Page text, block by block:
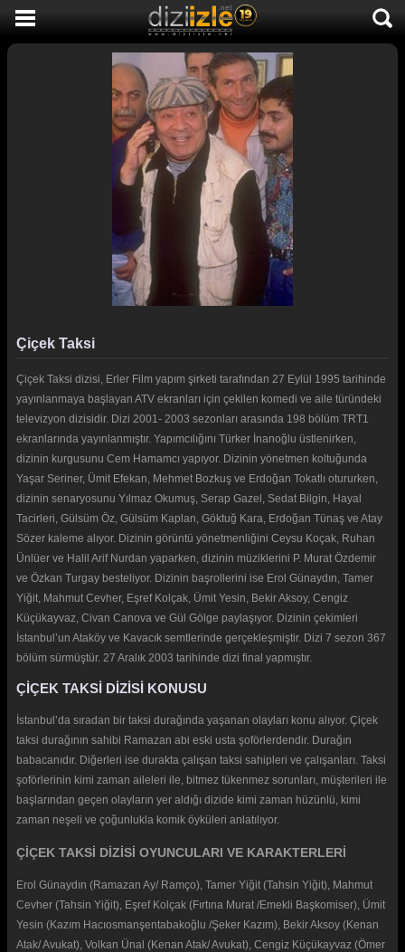
SON EKLENEN DİZİLER
GENÇLİK
DİZİ HABERLERİ
Çiçek Taksi
Çiçek Taksi dizisi, Erler Film yapım şirketi tarafından 27 Eylül 1995 tarihinde
yayınlanmaya başlayan ATV ekranları için çekilen komedi ve aile türündeki
televizyon dizisidir. Dizi 2001- 2003 sezonları arasında 198 bölüm TRT1
ekranlarında yayınlanmıştır. Yapımcılığını Türker İnanoğlu üstlenirken,
dizinin kurgusunu Cem Hamamcı yapıyor. Dizinin yönetmen koltuğunda
Yaşar Seriner, Ümit Efekan, Mehmet Bozkuş ve Erdoğan Tokatlı otururken,
dizinin senaryosunu Yılmaz Okumuş, Serap Gazel, Sedat Bilgin, Hayal
Tacirleri, Gülsüm Öz, Gülsüm Kaplan, Göktuğ Kara, Erdoğan Tünaş ve Atay
Sözer kaleme alıyor. Dizinin görüntü yönetmenliğini Ceysu Koçak, Ruhan
Ünlüer ve Halil Arif Nurdan yaparken, dizinin müziklerini P. Murat Özdemir
ve Özkan Turgay besteliyor. Dizinin başrollerini ise Erol Günaydın, Tamer
Yiğit, Mahmut Cevher, Eşref Kolçak, Ümit Yesin, Bekir Aksoy, Cengiz
Küçükayvaz, Civan Canova ve Gül Gölge paylaşıyor. Dizinin çekimleri
İstanbul’un Ataköy ve Kavacık semtlerinde gerçekleşmiştir. Dizi 7 sezon 367
bölüm sürmüştür. 27 Aralık 2003 tarihinde dizi final yapmıştır.
ÇİÇEK TAKSİ DİZİSİ KONUSU
İstanbul’da sıradan bir taksi durağında yaşanan olayları konu alıyor. Çiçek
taksi durağının sahibi Ramazan abi eski usta şoförlerdendir. Durağın
babacanıdır. Diğerleri ise durakta çalışan taksi sahipleri ve çalışanları. Taksi
şoförlerinin kimi zaman aileleri ile, bitmez tükenmez sorunları, müşterileri ile
başlarından geçen olayların yer aldığı dizide kimi zaman hüzünlü, kimi
zaman neşeli ve çoğunlukla komik öyküleri anlatılıyor.
ÇİÇEK TAKSİ DİZİSİ OYUNCULARI VE KARAKTERLERİ
Erol Günaydın (Ramazan Ay/ Ramço), Tamer Yiğit (Tahsin Yiğit), Mahmut
Cevher (Tahsin Yiğit), Eşref Kolçak (Fırtına Murat /Emekli Başkomiser), Ümit
Yesin (Kazım Hacıosmanşentabakoğlu /Şeker Kazım), Bekir Aksoy (Kenan
Atak/ Avukat), Volkan Ünal (Kenan Atak/ Avukat), Cengiz Küçükayvaz (Ömer